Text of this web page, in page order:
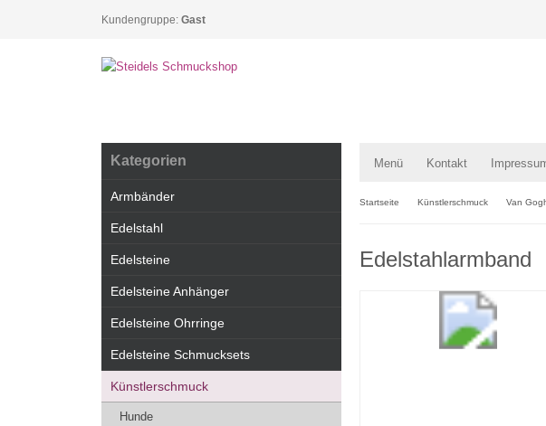
Kundengruppe: Gast
Menü Kontakt
Startseite Künstlerschmuck Van
Edelstahlarmband
Kategorien
Armbänder
Edelstahl
Edelsteine
Edelsteine Anhänger
Edelsteine Ohrringe
Edelsteine Schmucksets
Künstlerschmuck
Hunde